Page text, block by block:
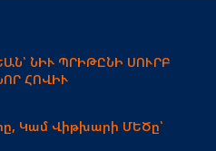
ՆԻՒ ՊՐԻԹԸՆԻ ՍՈՒՐԲ
ՀՈՎԻՒ
Կամ Վիթխարի ՄԵԾը՝